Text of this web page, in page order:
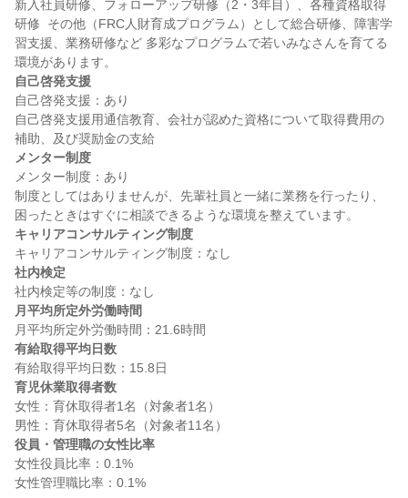
新入社員研修、フォローアップ研修（2・3年目）、各種資格取得
研修  その他（FRC人財育成プログラム）として総合研修、障害学
習支援、業務研修など 多彩なプログラムで若いみなさんを育てる
自己啓発支援
自己啓発支援：あり
自己啓発支援用通信教育、会社が認めた資格について取得費用の
メンター制度
メンター制度：あり
制度としてはありませんが、先輩社員と一緒に業務を行ったり、
キャリアコンサルティング制度
社内検定
月平均所定外労働時間
有給取得平均日数
育児休業取得者数
女性：育休取得者1名（対象者1名）
役員・管理職の女性比率
女性役員比率：0.1%